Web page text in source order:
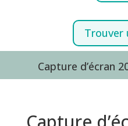
Trouver
Capture d’écran